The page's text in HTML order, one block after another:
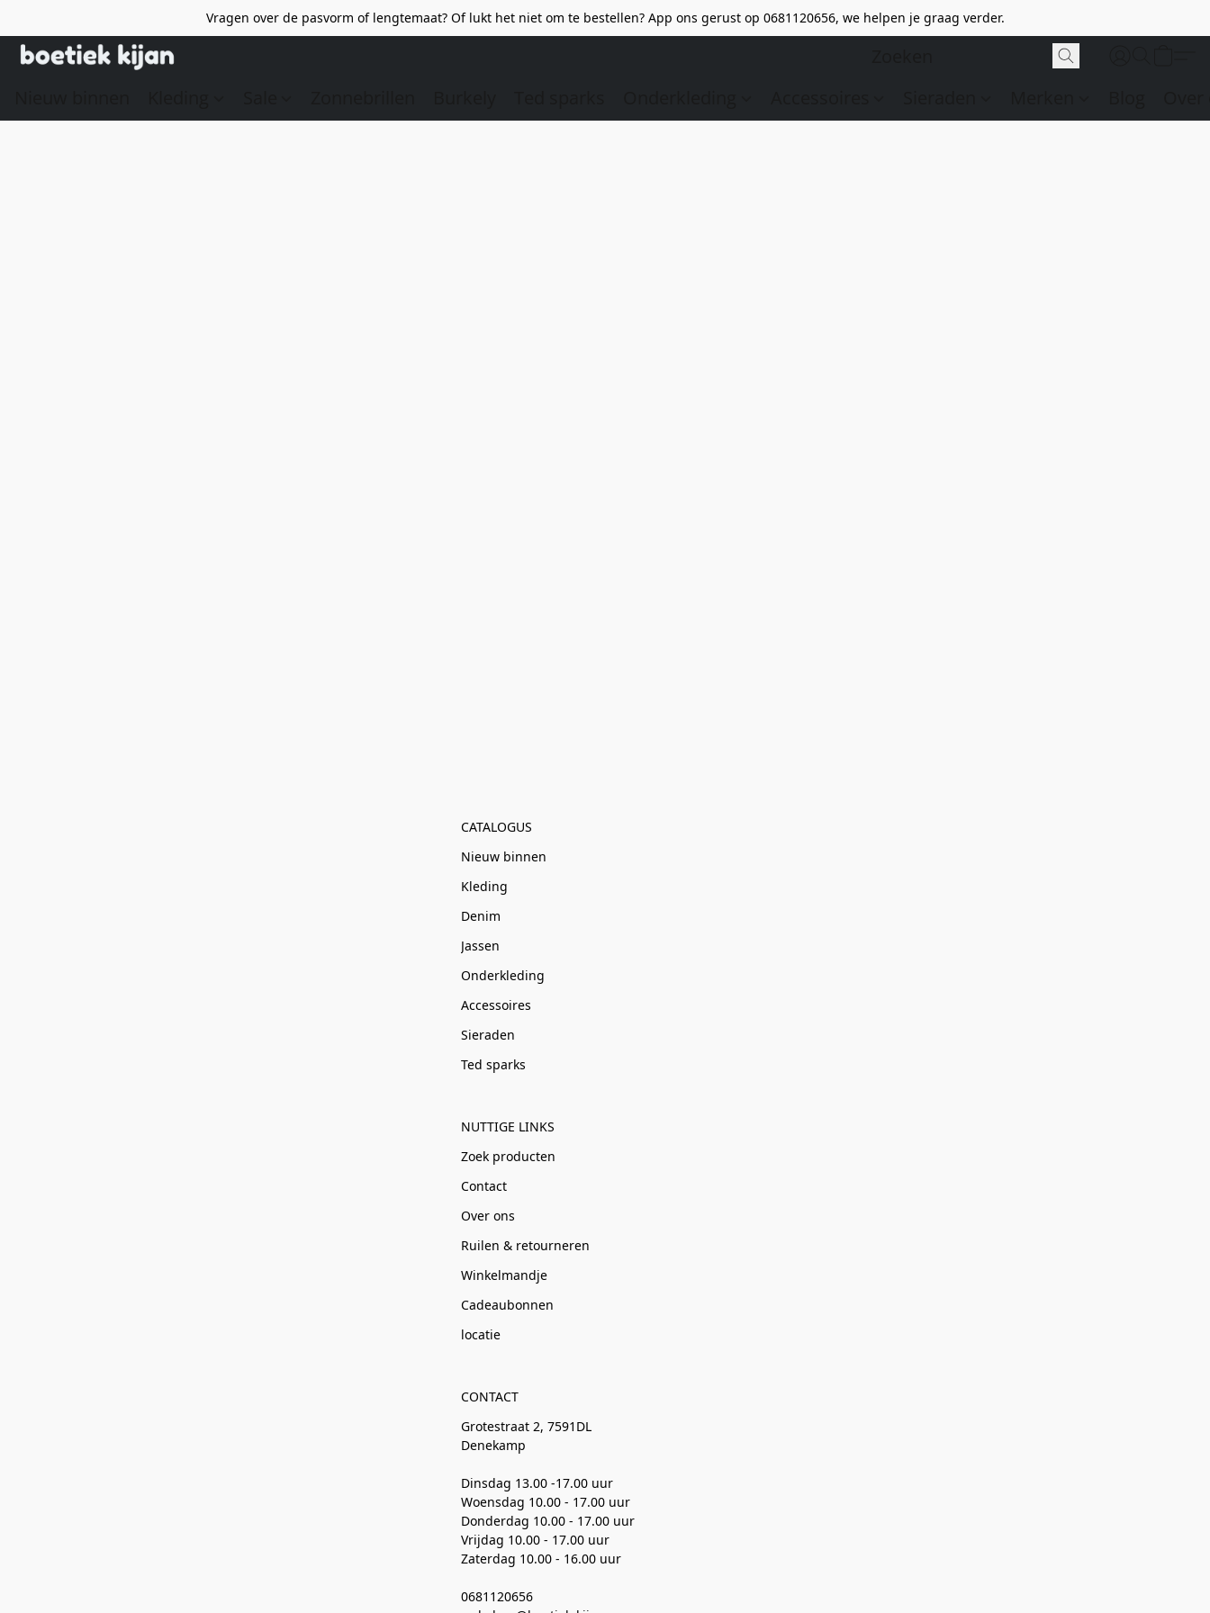
Vragen over de pasvorm of lengtemaat? Of lukt het niet om te bestellen? App ons gerust op 0681120656, we helpen je graag verder.
CATALOGUS
Nieuw binnen
Kleding
Denim
Jassen
Onderkleding
Accessoires
Sieraden
Ted sparks
NUTTIGE LINKS
Zoek producten
Contact
Over ons
Ruilen & retourneren
Winkelmandje
Cadeaubonnen
locatie
CONTACT
Grotestraat 2, 7591DL
Denekamp
Dinsdag 13.00 -17.00 uur
Woensdag 10.00 - 17.00 uur
Donderdag 10.00 - 17.00 uur
Vrijdag 10.00 - 17.00 uur
Zaterdag 10.00 - 16.00 uur
0681120656